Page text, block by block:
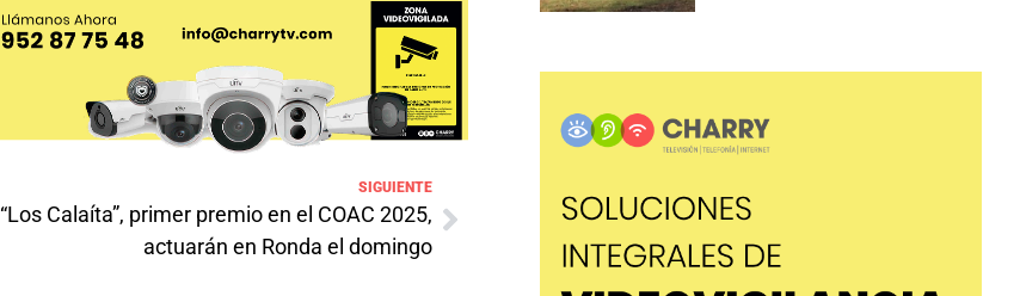
SIGUIENTE
“Los Calaíta”, primer premio en el COAC 2025,
actuarán en Ronda el domingo